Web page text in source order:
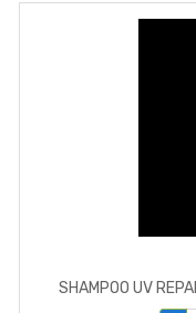
SHAMPOO UV